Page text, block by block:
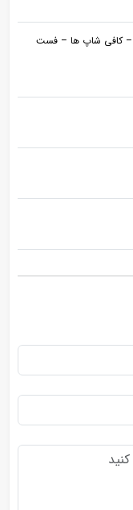
– کافی شاپ ها – فست